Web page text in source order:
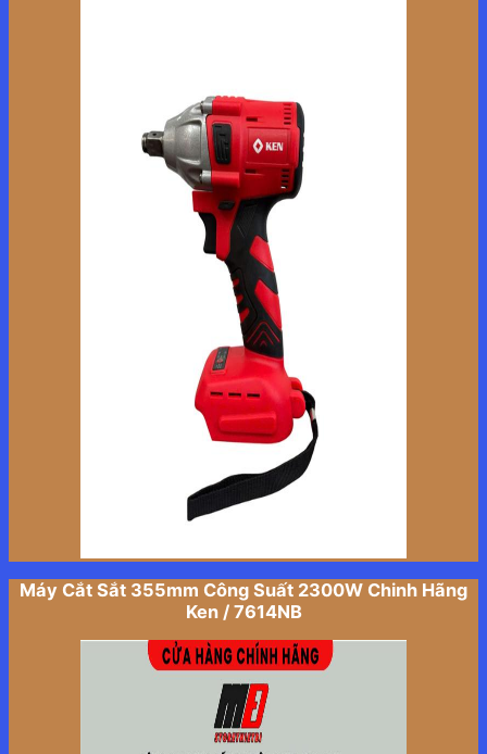
Máy Cắt Sắt 355mm Công Suất 2300W Chinh Hãng
Ken / 7614NB